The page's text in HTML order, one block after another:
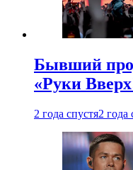
Бывший
«Руки
2 года спустя2 года